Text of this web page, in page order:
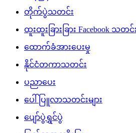
တိုက်ပွဲသတင်း
ထူးထူးခြားခြား Facebook သတင်း
ထောက်ခံအားပေးမှု
နိုင်ငံတကာသတင်း
ပညာပေး
ပေါ်ပြူလာသတင်းများ
ပျော်ပွဲရွှင်ပွဲ